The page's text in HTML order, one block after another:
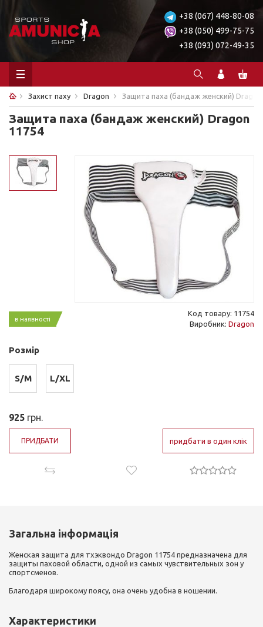
+38 (067) 448-80-08
+38 (050) 499-75-75
+38 (093) 072-49-35
Захист паху Dragon Защита паха (бандаж женский) Dragon
Защита паха (бандаж женский) Dragon
11754
в наявності
Код товару: 11754
Виробник: Dragon
Розмір
S/M L/XL
925 грн.
ПРИДБАТИ придбати в один клік
Загальна інформація
Женская защита для тхэквондо Dragon 11754 предназначена для
защиты паховой области, одной из самых чувствительных зон у
спортсменов.
Благодаря широкому поясу, она очень удобна в ношении.
Характеристики